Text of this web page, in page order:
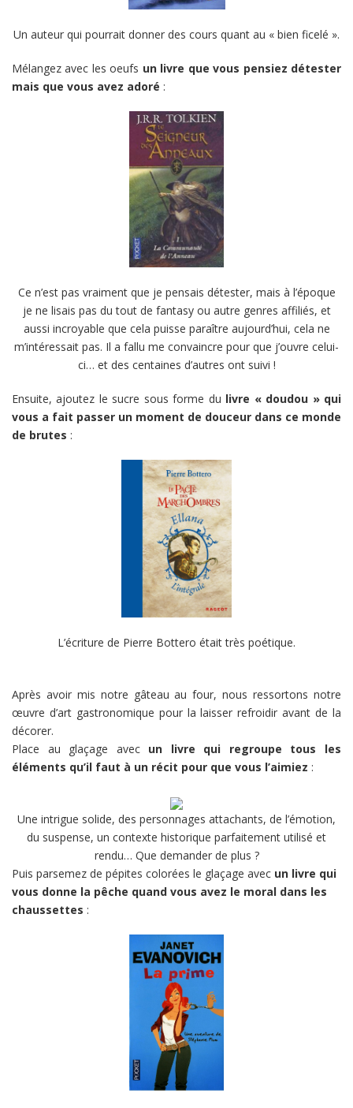
Un auteur qui pourrait donner des cours quant au « bien ficelé ».
Mélangez avec les oeufs un livre que vous pensiez détester
mais que vous avez adoré :
Ce n’est pas vraiment que je pensais détester, mais à l’époque
je ne lisais pas du tout de fantasy ou autre genres affiliés, et
aussi incroyable que cela puisse paraître aujourd’hui, cela ne
m’intéressait pas. Il a fallu me convaincre pour que j’ouvre celui-
ci… et des centaines d’autres ont suivi !
Ensuite, ajoutez le sucre sous forme du livre « doudou » qui
vous a fait passer un moment de douceur dans ce monde
de brutes :
L’écriture de Pierre Bottero était très poétique.
Après avoir mis notre gâteau au four, nous ressortons notre
œuvre d’art gastronomique pour la laisser refroidir avant de la
décorer.
Place au glaçage avec un livre qui regroupe tous les
éléments qu’il faut à un récit pour que vous l’aimiez :
Une intrigue solide, des personnages attachants, de l’émotion,
du suspense, un contexte historique parfaitement utilisé et
rendu… Que demander de plus ?
Puis parsemez de pépites colorées le glaçage avec un livre qui
vous donne la pêche quand vous avez le moral dans les
chaussettes :